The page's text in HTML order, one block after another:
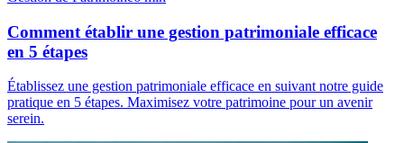
Comment établir une gestion patrimoniale efficace
en 5 étapes
Établissez une gestion patrimoniale efficace en suivant notre guide
pratique en 5 étapes. Maximisez votre patrimoine pour un avenir
serein.